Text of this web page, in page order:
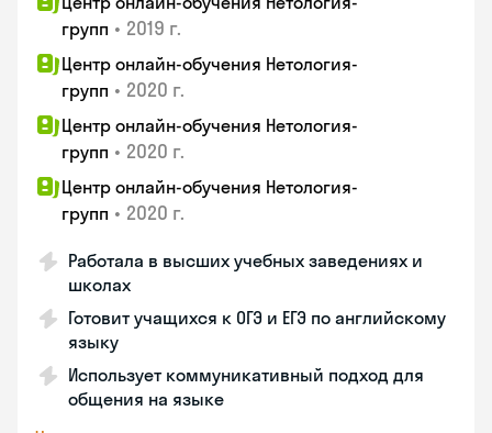
групп • 2019 г.
Центр онлайн-обучения Нетология-
групп • 2020 г.
Центр онлайн-обучения Нетология-
групп • 2020 г.
Центр онлайн-обучения Нетология-
групп • 2020 г.
Работала в высших учебных заведениях и
школах
Готовит учащихся к ОГЭ и ЕГЭ по английскому
языку
Использует коммуникативный подход для
общения на языке